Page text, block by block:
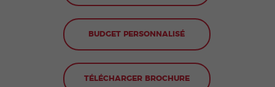
BUDGET PERSONNALISÉ
TÉLÉCHARGER BROCHURE